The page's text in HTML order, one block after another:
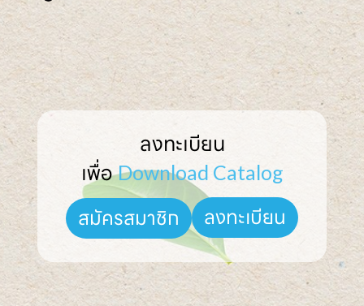
ลงทะเบียน
เพื่อ Download Catalog
สมัครสมาชิก ลงทะเบียน